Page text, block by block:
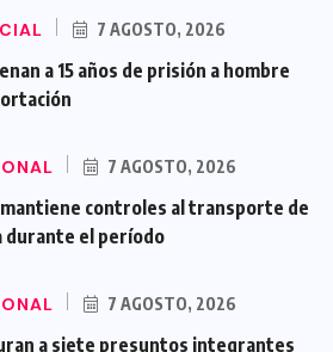
7 AGOSTO, 2026
a 15 años de prisión a hombre
7 AGOSTO, 2026
controles al transporte de
durante el período
7 AGOSTO, 2026
a siete presuntos integrantes